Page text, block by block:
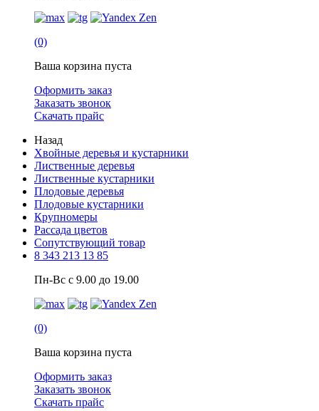
(0)
Ваша корзина пуста
Оформить заказ
Заказать звонок
Скачать прайс
Назад
Хвойные деревья и кустарники
Лиственные деревья
Лиственные кустарники
Плодовые деревья
Плодовые кустарники
Крупномеры
Рассада цветов
Сопутствующий товар
8 343 213 13 85
Пн-Вс с 9.00 до 19.00
(0)
Ваша корзина пуста
Оформить заказ
Заказать звонок
Скачать прайс